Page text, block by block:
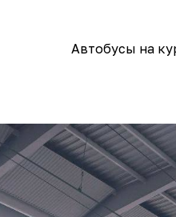
Автобусы на